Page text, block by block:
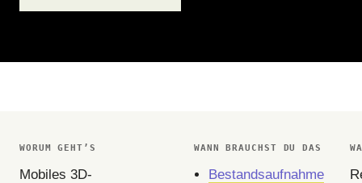
WORUM GEHT’S
Mobiles 3D-
WANN BRAUCHST DU DAS
Bestandsaufnahme